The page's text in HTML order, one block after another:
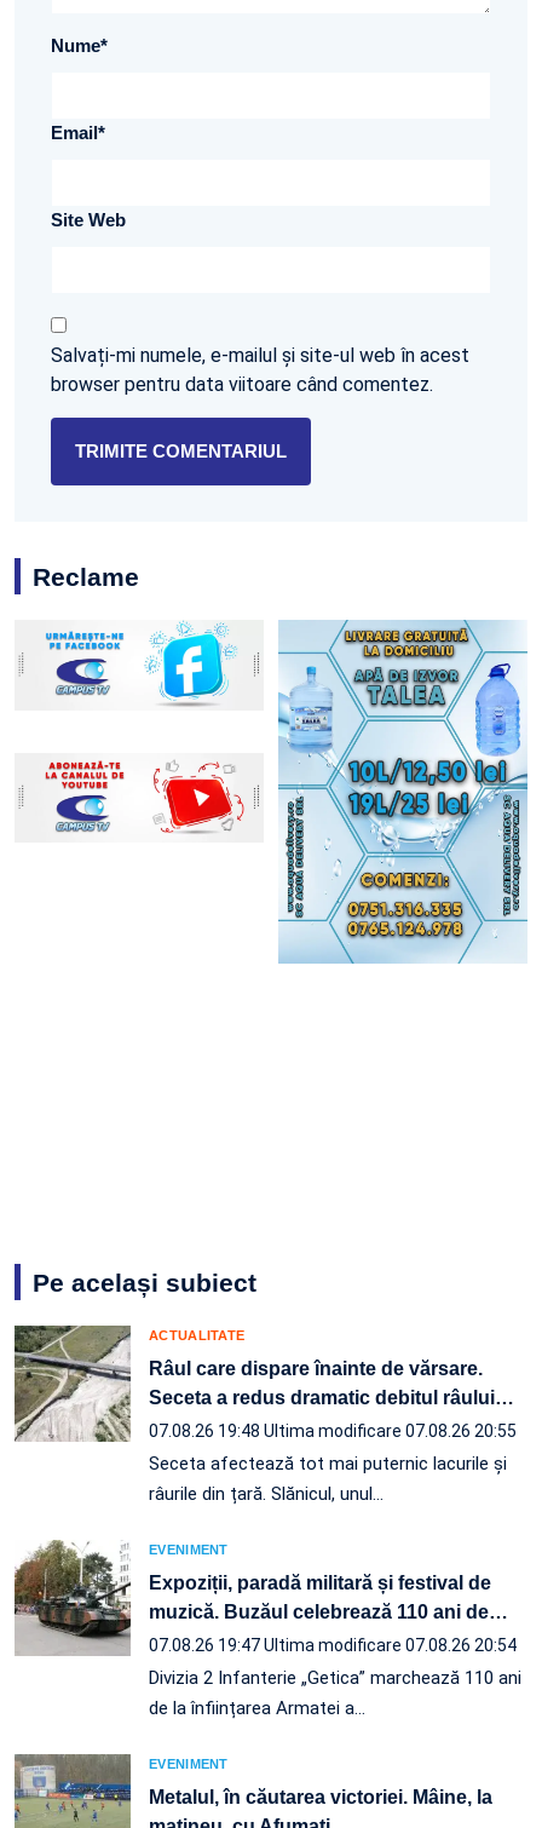
Nume*
Email*
Site Web
Salvați-mi numele, e-mailul și site-ul web în acest
browser pentru data viitoare când comentez.
Reclame
Pe același subiect
ACTUALITATE
Râul care dispare înainte de vărsare.
Seceta a redus dramatic debitul râului…
07.08.26 19:48 Ultima modificare 07.08.26 20:55
Seceta afectează tot mai puternic lacurile și
râurile din țară. Slănicul, unul…
EVENIMENT
Expoziții, paradă militară și festival de
muzică. Buzăul celebrează 110 ani de…
07.08.26 19:47Ultima modificare 07.08.26 20:54
Divizia 2 Infanterie „Getica” marchează 110 ani
de la înființarea Armatei a…
EVENIMENT
Metalul, în căutarea victoriei. Mâine, la